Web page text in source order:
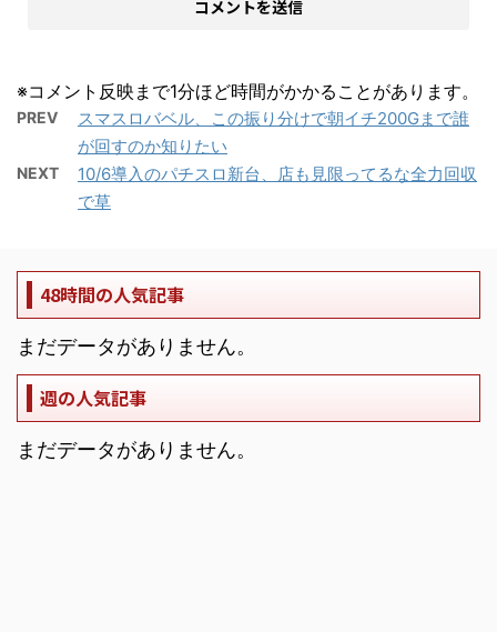
※コメント反映まで1分ほど時間がかかることがあります。
PREV
スマスロバベル、この振り分けで朝イチ200Gまで誰
が回すのか知りたい
NEXT
10/6導入のパチスロ新台、店も見限ってるな全力回収
で草
48時間の人気記事
まだデータがありません。
週の人気記事
まだデータがありません。